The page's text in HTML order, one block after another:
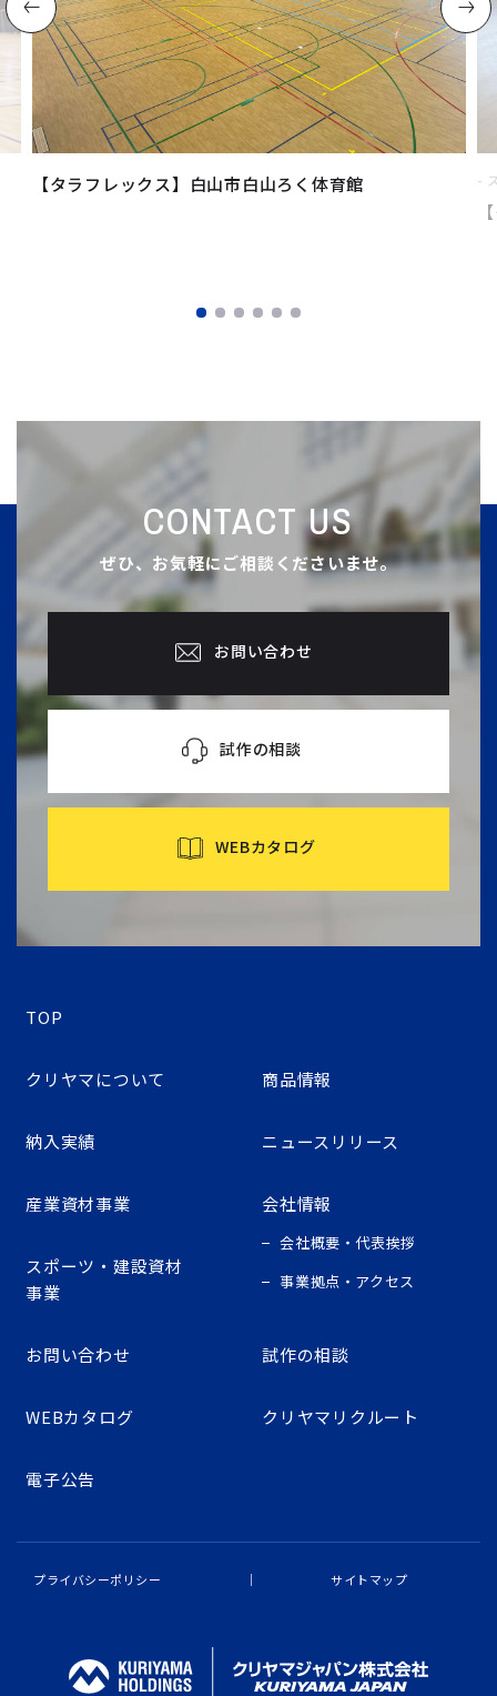
【タラフレックス】白山市白山ろく体育館
CONTACT US
ぜひ、お気軽にご相談くださいませ。
お問い合わせ
試作の相談
WEBカタログ
TOP
クリヤマについて 商品情報
納入実績 ニュースリリース
産業資材事業
スポーツ・建設資材
事業
会社情報
会社概要・代表挨拶
事業拠点・アクセス
お問い合わせ 試作の相談
WEBカタログ クリヤマリクルート
電子公告
プライバシーポリシー サイトマップ